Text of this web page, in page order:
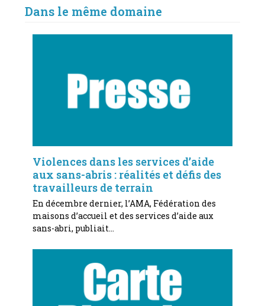
Dans le même domaine
Violences dans les services d’aide
aux sans-abris : réalités et défis des
travailleurs de terrain
En décembre dernier, l’AMA, Fédération des
maisons d’accueil et des services d’aide aux
sans-abri, publiait…